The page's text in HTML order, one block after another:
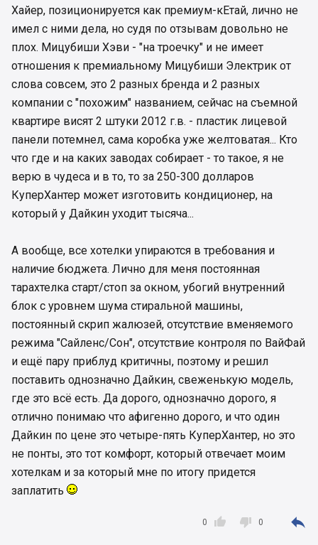
Хайер, позиционируется как премиум-кЕтай, лично не
имел с ними дела, но судя по отзывам довольно не
плох. Мицубиши Хэви - "на троечку" и не имеет
отношения к премиальному Мицубиши Электрик от
слова совсем, это 2 разных бренда и 2 разных
компании с "похожим" названием, сейчас на съемной
квартире висят 2 штуки 2012 г.в. - пластик лицевой
панели потемнел, сама коробка уже желтоватая... Кто
что где и на каких заводах собирает - то такое, я не
верю в чудеса и в то, то за 250-300 долларов
КуперХантер может изготовить кондиционер, на
который у Дайкин уходит тысяча...
А вообще, все хотелки упираются в требования и
наличие бюджета. Лично для меня постоянная
тарахтелка старт/стоп за окном, убогий внутренний
блок с уровнем шума стиральной машины,
постоянный скрип жалюзей, отсутствие вменяемого
режима "Сайленс/Сон", отсутствие контроля по ВайФай
и ещё пару приблуд критичны, поэтому и решил
поставить однозначно Дайкин, свеженькую модель,
где это всё есть. Да дорого, однозначно дорого, я
отлично понимаю что афигенно дорого, и что один
Дайкин по цене это четыре-пять КуперХантер, но это
не понты, это тот комфорт, который отвечает моим
хотелкам и за который мне по итогу придется
заплатить

0  0 